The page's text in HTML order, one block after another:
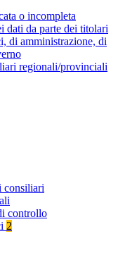
o incompleta
dati da parte dei titolari
di amministrazione, di
regionali/provinciali
consiliari
controllo
2